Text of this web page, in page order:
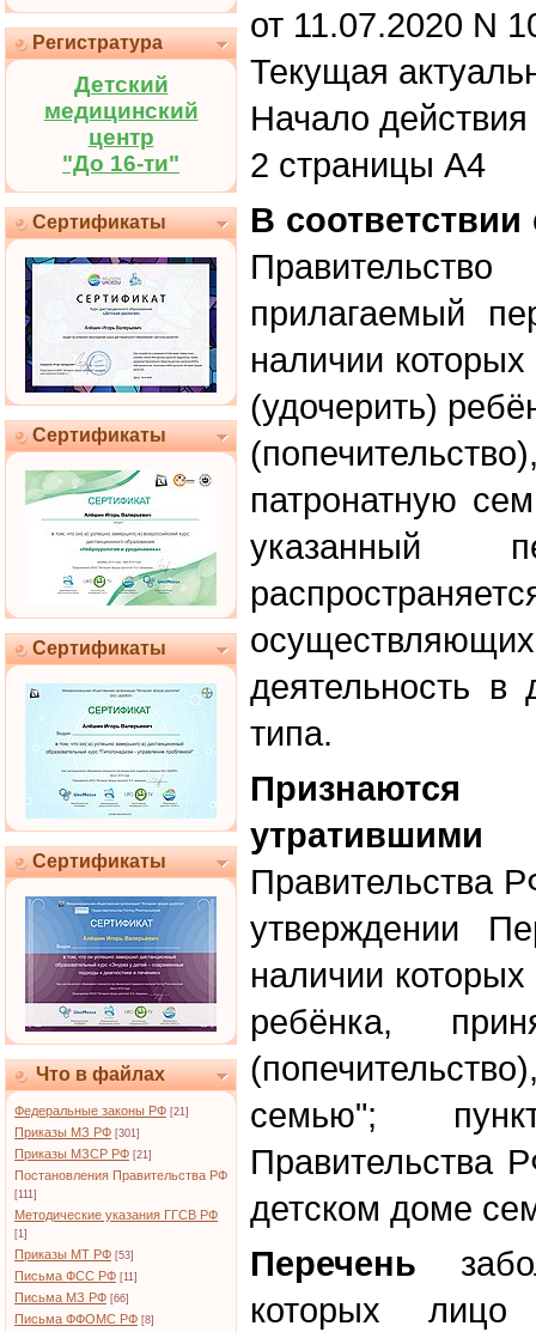
Регистратура
Детский
медицинский
центр
"До 16-ти"
Сертификаты
Сертификаты
Сертификаты
Сертификаты
Что в файлах
Федеральные законы РФ [21]
Приказы МЗ РФ [301]
Приказы МЗСР РФ [21]
Постановления Правительства РФ
[111]
Методические указания ГГСВ РФ
[1]
Приказы МТ РФ [53]
Письма ФСС РФ [11]
Письма МЗ РФ [66]
Письма ФФОМС РФ [8]
от 11.07.2020 N
Текущая
Начало
2 страницы А4
В соответствии
прилагаемый
наличии
(удочерить)
патронатную
указанный
деятельность в
типа.
Признаются
утратившими
Правительства
утверждении
наличии
ребёнка,
семью";
Правительства
детском доме
Перечень
которых